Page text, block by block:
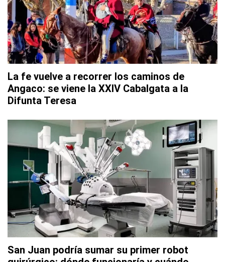
La fe vuelve a recorrer los caminos de
Angaco: se viene la XXIV Cabalgata a la
Difunta Teresa
San Juan podría sumar su primer robot